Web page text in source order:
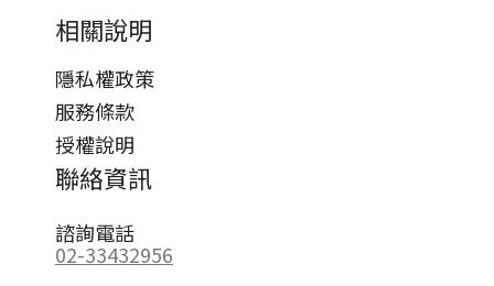
相關說明
隱私權政策
服務條款
授權說明
聯絡資訊
諮詢電話
02-33432956